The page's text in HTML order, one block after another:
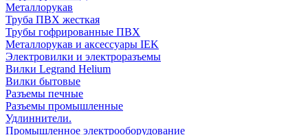
Металлорукав
Труба ПВХ жесткая
Трубы гофрированные ПВХ
Металлорукав и аксессуары IEK
Электровилки и электроразъемы
Вилки Legrand Helium
Вилки бытовые
Разъемы печные
Разъемы промышленные
Удлиннители.
Промышленное электрооборудование